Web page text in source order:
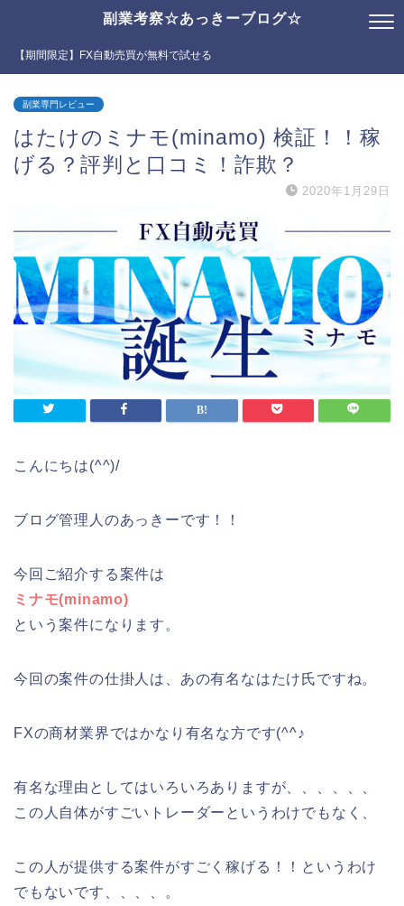
副業考察☆あっきーブログ☆
【期間限定】FX自動売買が無料で試せる
副業専門レビュー
はたけのミナモ(minamo) 検証！！稼
げる？評判と口コミ！詐欺？
2020年1月29日
こんにちは(^^)/
ブログ管理人のあっきーです！！
今回ご紹介する案件は
ミナモ(minamo)
という案件になります。
今回の案件の仕掛人は、あの有名なはたけ氏ですね。
FXの商材業界ではかなり有名な方です(^^♪
有名な理由としてはいろいろありますが、、、、、、
この人自体がすごいトレーダーというわけでもなく、
この人が提供する案件がすごく稼げる！！というわけ
でもないです、、、、。